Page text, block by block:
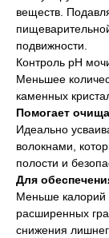
веществ.
подвижности.
Контроль pH
Меньшее
каменных
Помогает
Идеально
волокнами,
полости и
Для
Меньше калорий
расширенных
снижения